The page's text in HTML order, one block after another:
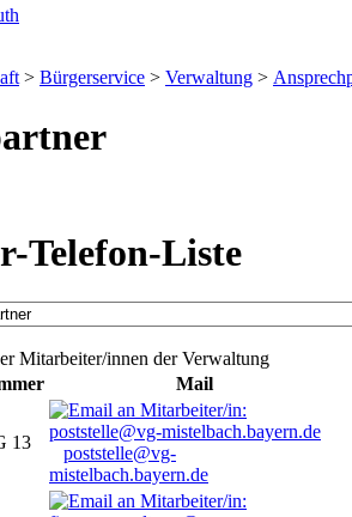
> Bürgerservice > Verwaltung >
Telefon-Liste
Mitarbeiter/innen der Verwaltung
Mail
13
poststelle@vg-
mistelbach.bayern.de